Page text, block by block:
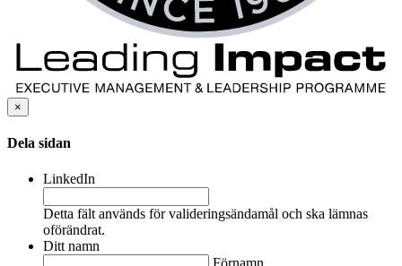
×
Dela sidan
LinkedIn
Detta fält används för valideringsändamål och ska lämnas
oförändrat.
Ditt namn
Förnamn